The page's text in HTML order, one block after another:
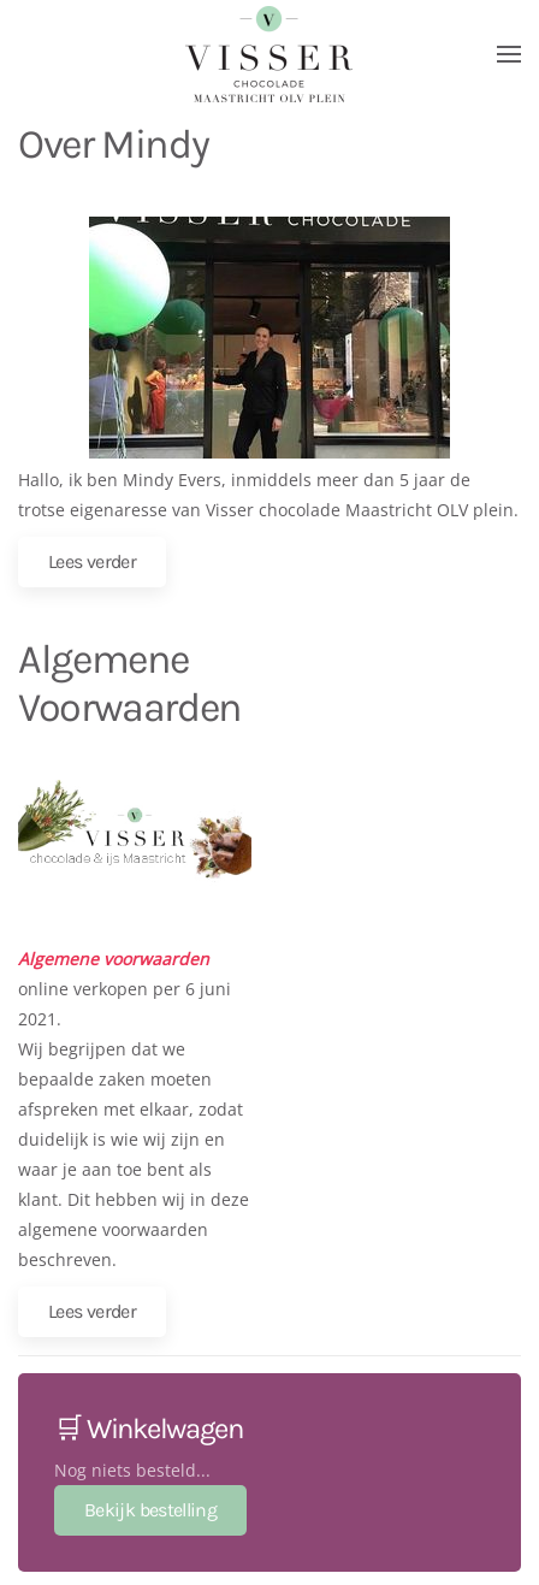
Terug naar hoofdinhoud
Over Mindy
Hallo, ik ben Mindy Evers, inmiddels meer dan 5 jaar de
trotse eigenaresse van Visser chocolade Maastricht OLV plein.
Lees verder
Algemene
Voorwaarden
Algemene voorwaarden
online verkopen per 6 juni
2021.
Wij begrijpen dat we
bepaalde zaken moeten
afspreken met elkaar, zodat
duidelijk is wie wij zijn en
waar je aan toe bent als
klant. Dit hebben wij in deze
algemene voorwaarden
beschreven.
Lees verder
🛒 Winkelwagen
Nog niets besteld...